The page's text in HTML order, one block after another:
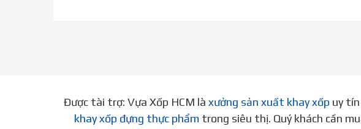
Được tài trợ: Vựa Xốp HCM là xưởng sản xuất khay xốp uy
khay xốp đựng thực phẩm trong siêu thị. Quý khách cần